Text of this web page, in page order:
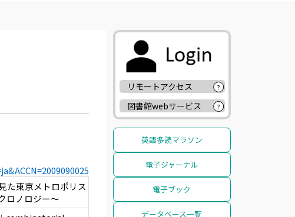
た東京メトロポリス
ロノロジー～
リモートアクセス ?
図書館webサービス ?
英語多読マラソン
電子ジャーナル
電子ブック
データベース一覧